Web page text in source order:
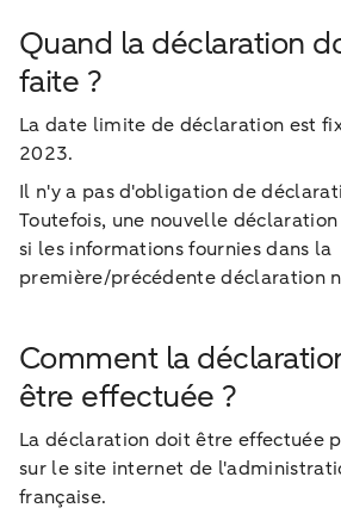
Quand la déclaration
faite ?
La date limite de déclaration est
2023.
Il n'y a pas d'obligation de
Toutefois, une nouvelle
si les informations fournies dans la
première/précédente déclaration
Comment la
être effectuée ?
La déclaration doit être effectuée
sur le site internet de
française.